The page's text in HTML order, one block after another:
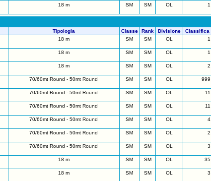
18 m SM SM OL 1
Tipologia Classe Rank Divisione Classifica
18 m SM SM OL 1
18 m SM SM OL 1
18 m SM SM OL 2
70/60mt Round - 50mt Round SM SM OL 999
70/60mt Round - 50mt Round SM SM OL 11
70/60mt Round - 50mt Round SM SM OL 11
70/60mt Round - 50mt Round SM SM OL 4
70/60mt Round - 50mt Round SM SM OL 2
70/60mt Round - 50mt Round SM SM OL 3
18 m SM SM OL 35
18 m SM SM OL 3